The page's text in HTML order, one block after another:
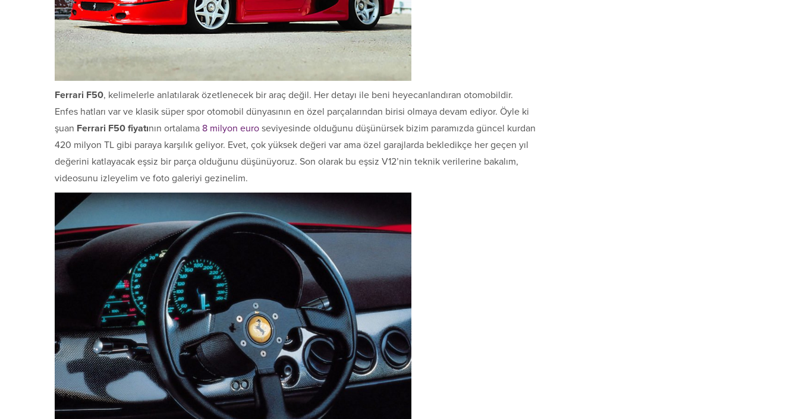
Ferrari F50, kelimelerle anlatılarak özetlenecek bir araç değil. Her detayı ile beni heyecanlandıran otomobildir.
Enfes hatları var ve klasik süper spor otomobil dünyasının en özel parçalarından birisi olmaya devam ediyor. Öyle ki
şuan Ferrari F50 fiyatının ortalama 8 milyon euro seviyesinde olduğunu düşünürsek bizim paramızda güncel kurdan
420 milyon TL gibi paraya karşılık geliyor. Evet, çok yüksek değeri var ama özel garajlarda bekledikçe her geçen yıl
değerini katlayacak eşsiz bir parça olduğunu düşünüyoruz. Son olarak bu eşsiz V12’nin teknik verilerine bakalım,
videosunu izleyelim ve foto galeriyi gezinelim.